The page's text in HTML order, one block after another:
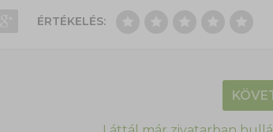
ÉRTÉKELÉS: